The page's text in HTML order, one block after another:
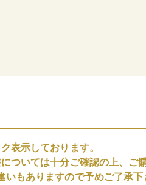
表示しております。
ついては十分ご確認の上、ご
もありますので予めご了承下